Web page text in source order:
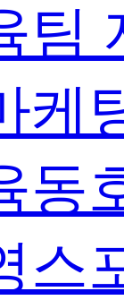
팀
케
동
스